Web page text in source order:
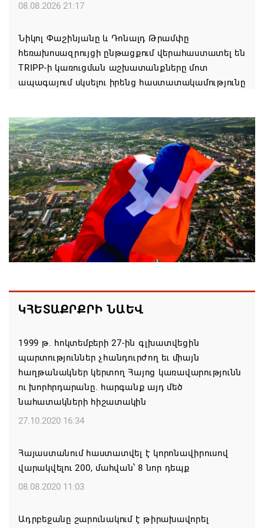
08.08.2026 21:17
Նիկոլ Փաշինյանը և Դոնալդ Թրամփը
հեռախոսազրույցի ընթացքում վերահաստատել են
TRIPP-ի կառուցման աշխատանքները մոտ
ապագայում սկսելու իրենց հաստատակամությունը
Փաշինյանն ու Ալիևը հեռախոսազրույց են ունեցել․
քննարկվել է TRIPP երթուղու նախագծի
իրականացումը
08.08.2026 12:32
Մաքսիմ Հակոբյանն այսօր կդառնար 77
տարեկան
08.08.2026 09:40
մտահոգություն է հայտնել Եկեղեցու շուրջ
ստեղծված իրավիճակի հետ կապված
Միասնական աղոթք և Ամենայն Հայոց
Կաթողիկոսի հայրապետական պատգամը
Միածնաէջ Մայր Տաճարում
07.08.2026 19:50
կառավարման համակարգը, որը կար խորհրդային
ժամանակներում, հայտարարել է Ալեքսանդր
Լուկաշենկոն
ԿՀԵՏԱՔՐՔՐԻ ՆԱԵՎ
1999 թ. հոկտեմբերի 27-ին գլխատվեցին
պարտություններ չհանդուրժող եւ միայն
հաղթանակներ կերտող Հայոց կառավարությունն
ու խորհրդարանը. հարգանք այդ մեծ
նահատակների հիշատակին
27.10.2020 16:34
Հայաստանում հաստատվել է կորոնավիրուսով
վարակվելու 200, մահվան՝ 8 նոր դեպք
08.08.2020 11:03
Ադրբեջանը շարունակում է թիրախավորել